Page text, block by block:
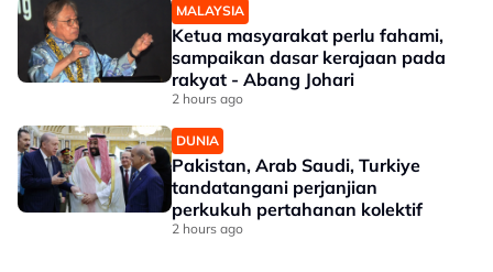
MALAYSIA
Ketua masyarakat perlu fahami,
sampaikan dasar kerajaan pada
rakyat - Abang Johari
2 hours ago
DUNIA
Pakistan, Arab Saudi, Turkiye
tandatangani perjanjian
perkukuh pertahanan kolektif
2 hours ago